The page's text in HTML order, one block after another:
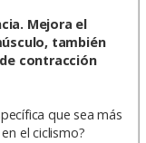
Mejora el
también
contracción
que sea más
el ciclismo?